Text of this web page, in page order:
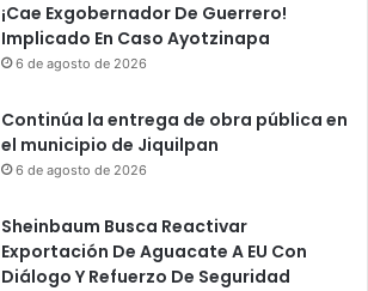
¡Cae Exgobernador De Guerrero!
Implicado En Caso Ayotzinapa
6 de agosto de 2026
Continúa la entrega de obra pública en
el municipio de Jiquilpan
6 de agosto de 2026
Sheinbaum Busca Reactivar
Exportación De Aguacate A EU Con
Diálogo Y Refuerzo De Seguridad